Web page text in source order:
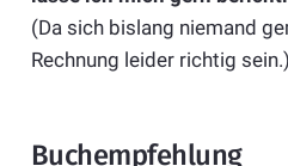
(Da sich bislang niemand
Rechnung leider richtig sein.)
Buchempfehlung